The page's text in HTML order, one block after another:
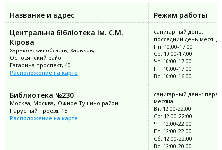
Название и адрес
Режим работы
Центральна бібліотека ім. С.М.
Кірова
Харьковская область, Харьков,
Основянский район
Гагарина проспект, 40
Расположение на карте
санитарный день:
последний день месяца
Пн: 10:00-17:00
Ср: 10:00-17:00
Чт: 10:00-17:00
Пт: 10:00-17:00
Вс: 10:00-16:00
Библиотека №230
Москва, Москва, Южное Тушино район
Парусный проезд, 15
Расположение на карте
санитарный день:
месяца
Вт: 12:00-22:00
Ср: 12:00-22:00
Чт: 12:00-22:00
Пт: 12:00-22:00
Сб: 12:00-22:00
Вс: 12:00-20:00